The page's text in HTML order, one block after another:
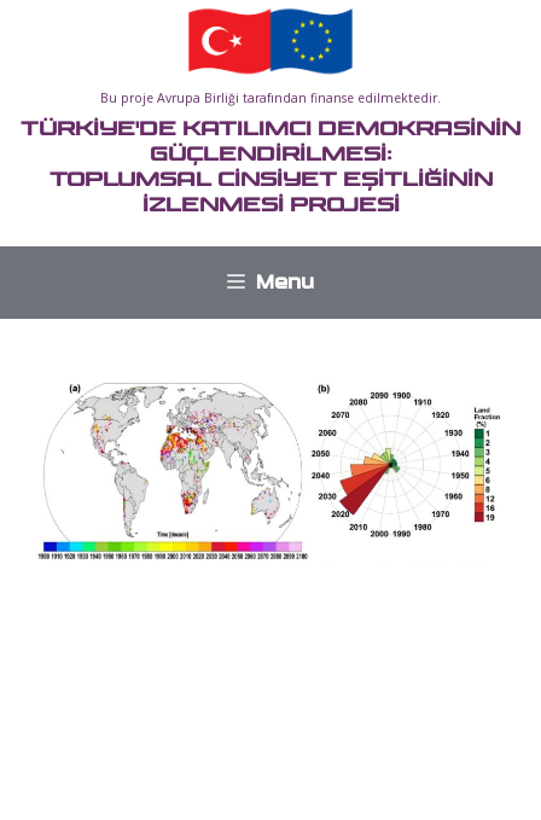
Bu proje Avrupa Birliği tarafından finanse edilmektedir.
TÜRKİYE'DE KATILIMCI DEMOKRASİNİN
GÜÇLENDİRİLMESİ:
TOPLUMSAL CİNSİYET EŞİTLİĞİNİN
İZLENMESİ PROJESİ
Menu